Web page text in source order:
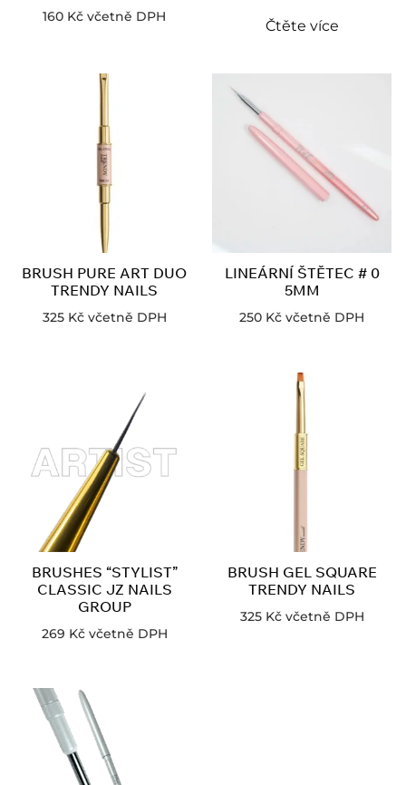
160 Kč včetně DPH
Čtěte více
BRUSH PURE ART DUO
TRENDY NAILS
325 Kč včetně DPH
LINEÁRNÍ ŠTĚTEC # 0
5MM
250 Kč včetně DPH
BRUSHES “STYLIST”
CLASSIC JZ NAILS
GROUP
269 Kč včetně DPH
BRUSH GEL SQUARE
TRENDY NAILS
325 Kč včetně DPH